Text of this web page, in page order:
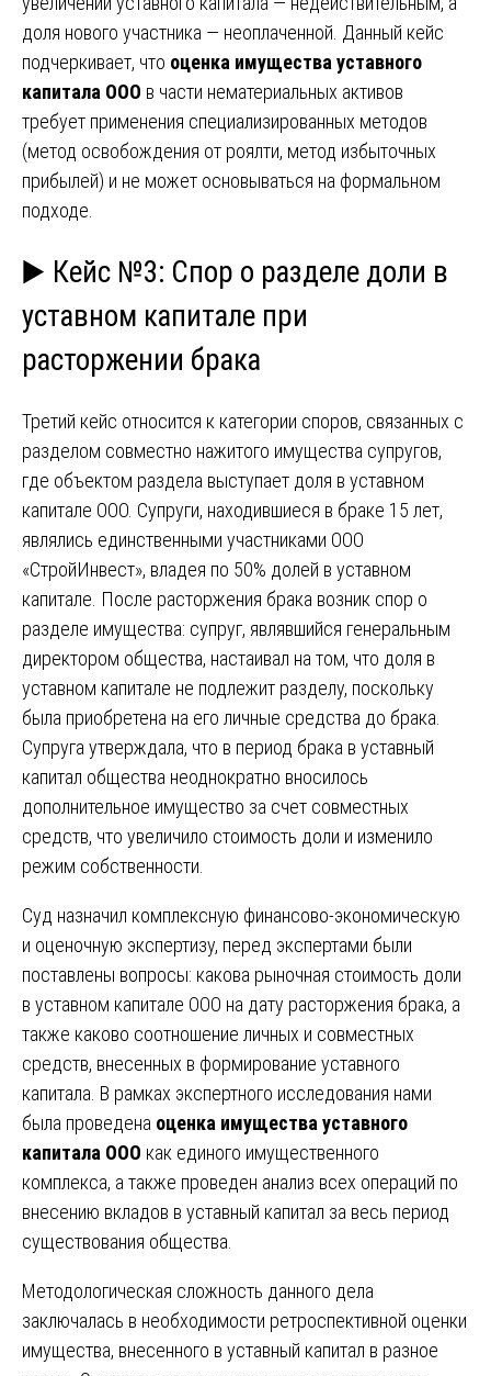
доля нового участника — неоплаченной. Данный кейс
подчеркивает, что оценка имущества уставного
капитала ООО в части нематериальных активов
требует применения специализированных методов
(метод освобождения от роялти, метод избыточных
прибылей) и не может основываться на формальном
подходе.
▶️ Кейс №3: Спор о разделе доли в
уставном капитале при
расторжении брака
Третий кейс относится к категории споров, связанных с
разделом совместно нажитого имущества супругов,
где объектом раздела выступает доля в уставном
капитале ООО. Супруги, находившиеся в браке 15 лет,
являлись единственными участниками ООО
«СтройИнвест», владея по 50% долей в уставном
капитале. После расторжения брака возник спор о
разделе имущества: супруг, являвшийся генеральным
директором общества, настаивал на том, что доля в
уставном капитале не подлежит разделу, поскольку
была приобретена на его личные средства до брака.
Супруга утверждала, что в период брака в уставный
капитал общества неоднократно вносилось
дополнительное имущество за счет совместных
средств, что увеличило стоимость доли и изменило
режим собственности.
Суд назначил комплексную финансово-экономическую
и оценочную экспертизу, перед экспертами были
поставлены вопросы: какова рыночная стоимость доли
в уставном капитале ООО на дату расторжения брака, а
также каково соотношение личных и совместных
средств, внесенных в формирование уставного
капитала. В рамках экспертного исследования нами
была проведена оценка имущества уставного
капитала ООО как единого имущественного
комплекса, а также проведен анализ всех операций по
внесению вкладов в уставный капитал за весь период
существования общества.
Методологическая сложность данного дела
заключалась в необходимости ретроспективной оценки
имущества, внесенного в уставный капитал в разное